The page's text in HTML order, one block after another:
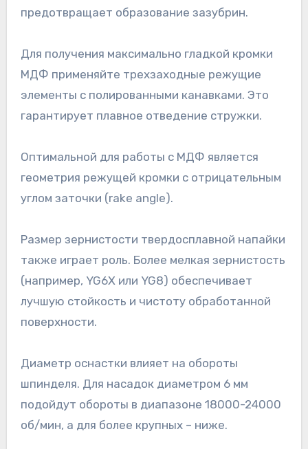
предотвращает образование зазубрин.
Для получения максимально гладкой кромки
МДФ применяйте трехзаходные режущие
элементы с полированными канавками. Это
гарантирует плавное отведение стружки.
Оптимальной для работы с МДФ является
геометрия режущей кромки с отрицательным
углом заточки (rake angle).
Размер зернистости твердосплавной напайки
также играет роль. Более мелкая зернистость
(например, YG6X или YG8) обеспечивает
лучшую стойкость и чистоту обработанной
поверхности.
Диаметр оснастки влияет на обороты
шпинделя. Для насадок диаметром 6 мм
подойдут обороты в диапазоне 18000-24000
об/мин, а для более крупных – ниже.